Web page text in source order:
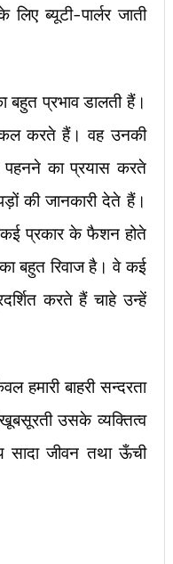
ब्यूटी-पार्लर जाती
प्रभाव डालती हैं।
नकल करते हैं। वह उनकी
का प्रयास करते
की जानकारी देते हैं।
प्रकार के फैशन होते
बहुत रिवाज है। वे कई
करते हैं चाहे उन्हें
बाहरी सन्दरता
उसके व्यक्तित्व
सादा जीवन तथा ऊँची